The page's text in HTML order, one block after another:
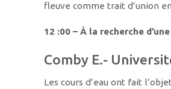
fleuve comme trait d’union
12 :00 – À la recherche
Comby E.-
Les cours d’eau ont fait